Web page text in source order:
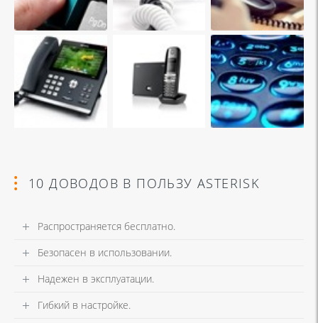
10 ДОВОДОВ В ПОЛЬЗУ ASTERISK
Распространяется бесплатно.
Безопасен в использовании.
Надежен в эксплуатации.
Гибкий в настройке.